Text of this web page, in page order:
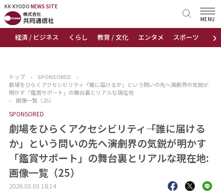
KK KYODO NEWS SITE
›
経済 / ビジネス くらし 教育 / 文化 エンタメ スポーツ 地域
MENU
KK KYODONEWS SITE
トップページ
ニュース
おすすめコンテンツ
出版物
会社概要
トップ › SPONSORED
›
劇場をひらくアクセシビリティ――「誰に届けるか」という問いの先へ――演劇界の気鋭が
明かす「鑑賞サポート」の舞台裏とリアルな現在地
›
画像一覧（25）
SPONSORED
劇場をひらくアクセシビリティ――「誰に届ける
か」という問いの先へ――演劇界の気鋭が明かす
「鑑賞サポート」の舞台裏とリアルな現在地:
画像一覧（25）
2026.03.03 18:14